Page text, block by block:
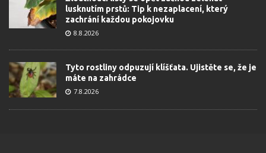
lusknutím prstů: Tip k nezaplacení, který
zachrání každou pokojovku
8.8.2026
Tyto rostliny odpuzují klíšťata. Ujistěte se, že je
máte na zahrádce
7.8.2026